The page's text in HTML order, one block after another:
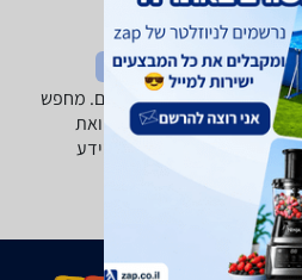
שירות קמפינג וטיולים
גזיבו, ציליות ושמשיות ‏פרגולה ‏3x5 ‏מטר -נמצאו 1 מוצרים. מחפש
בזאפ תמצאו חוות דעת, השוואת
בתחום פנאי וספורט וכל המידע